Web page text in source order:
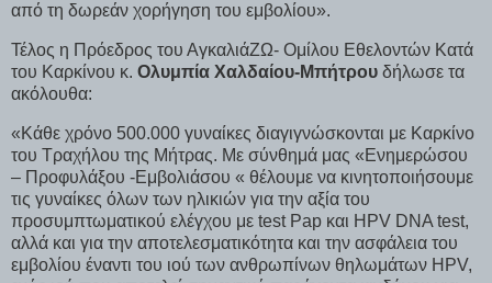
από τη δωρεάν χορήγηση του εμβολίου».
Τέλος η Πρόεδρος του ΑγκαλιάΖΩ- Ομίλου Εθελοντών Κατά
του Καρκίνου κ. Ολυμπία Χαλδαίου-Μπήτρου δήλωσε τα
ακόλουθα:
«Κάθε χρόνο 500.000 γυναίκες διαγιγνώσκονται με Καρκίνο
του Τραχήλου της Μήτρας. Με σύνθημά μας «Ενημερώσου
– Προφυλάξου -Εμβολιάσου « θέλουμε να κινητοποιήσουμε
τις γυναίκες όλων των ηλικιών για την αξία του
προσυμπτωματικού ελέγχου με test Pap και HPV DNA test,
αλλά και για την αποτελεσματικότητα και την ασφάλεια του
εμβολίου έναντι του ιού των ανθρωπίνων θηλωμάτων HPV,